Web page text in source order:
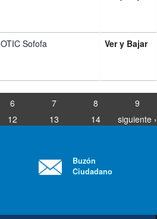
OTIC Sofofa Ver y Bajar
6 7 8
9
12 13 14
siguiente ›
Buzón
Ciudadano